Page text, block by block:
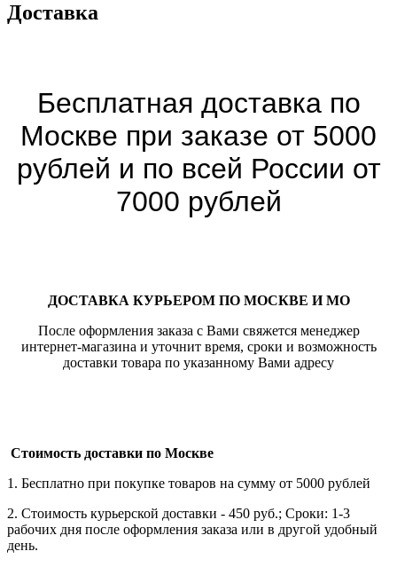
Доставка
Бесплатная доставка по
Москве при заказе от 5000
рублей и по всей России от
7000 рублей
ДОСТАВКА КУРЬЕРОМ ПО МОСКВЕ И МО
После оформления заказа с Вами свяжется менеджер
интернет-магазина и уточнит время, сроки и возможность
доставки товара по указанному Вами адресу
Стоимость доставки по Москве
1. Бесплатно при покупке товаров на сумму от 5000 рублей
2. Стоимость курьерской доставки - 450 руб.; Сроки: 1-3
рабочих дня после оформления заказа или в другой удобный
день.